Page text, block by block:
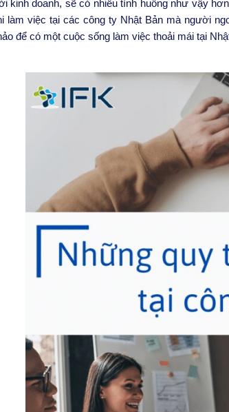
kinh doanh, sẽ có nhiều tình huống như vậy
làm việc tại các công ty Nhật Bản mà người
để có một cuộc sống làm việc thoải mái tại